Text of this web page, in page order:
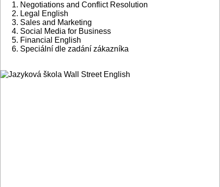
Negotiations and Conflict Resolution
Legal English
Sales and Marketing
Social Media for Business
Financial English
Speciální dle zadání zákazníka